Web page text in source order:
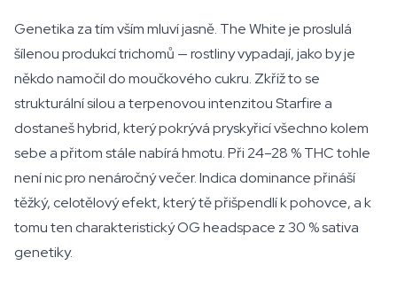
Genetika za tím vším mluví jasně. The White je proslulá
šílenou produkcí trichomů — rostliny vypadají, jako by je
někdo namočil do moučkového cukru. Zkříž to se
strukturální silou a terpenovou intenzitou Starfire a
dostaneš hybrid, který pokrývá pryskyřicí všechno kolem
sebe a přitom stále nabírá hmotu. Při 24–28 % THC tohle
není nic pro nenáročný večer. Indica dominance přináší
těžký, celotělový efekt, který tě přišpendlí k pohovce, a k
tomu ten charakteristický OG headspace z 30 % sativa
genetiky.